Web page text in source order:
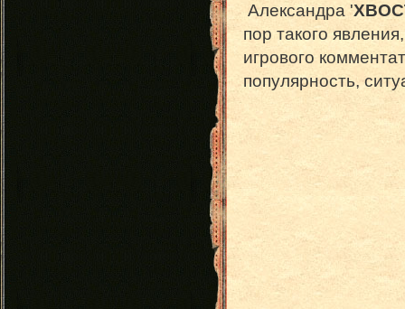
Александра '
пор такого
игрового
популярность,